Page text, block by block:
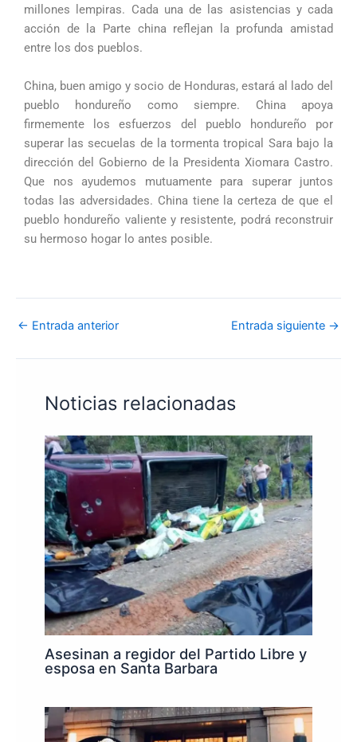
millones lempiras. Cada una de las asistencias y cada
acción de la Parte china reflejan la profunda amistad
entre los dos pueblos.
China, buen amigo y socio de Honduras, estará al lado del
pueblo hondureño como siempre. China apoya
firmemente los esfuerzos del pueblo hondureño por
superar las secuelas de la tormenta tropical Sara bajo la
dirección del Gobierno de la Presidenta Xiomara Castro.
Que nos ayudemos mutuamente para superar juntos
todas las adversidades. China tiene la certeza de que el
pueblo hondureño valiente y resistente, podrá reconstruir
su hermoso hogar lo antes posible.
← Entrada anterior Entrada siguiente →
Noticias relacionadas
Asesinan a regidor del Partido Libre y
esposa en Santa Barbara